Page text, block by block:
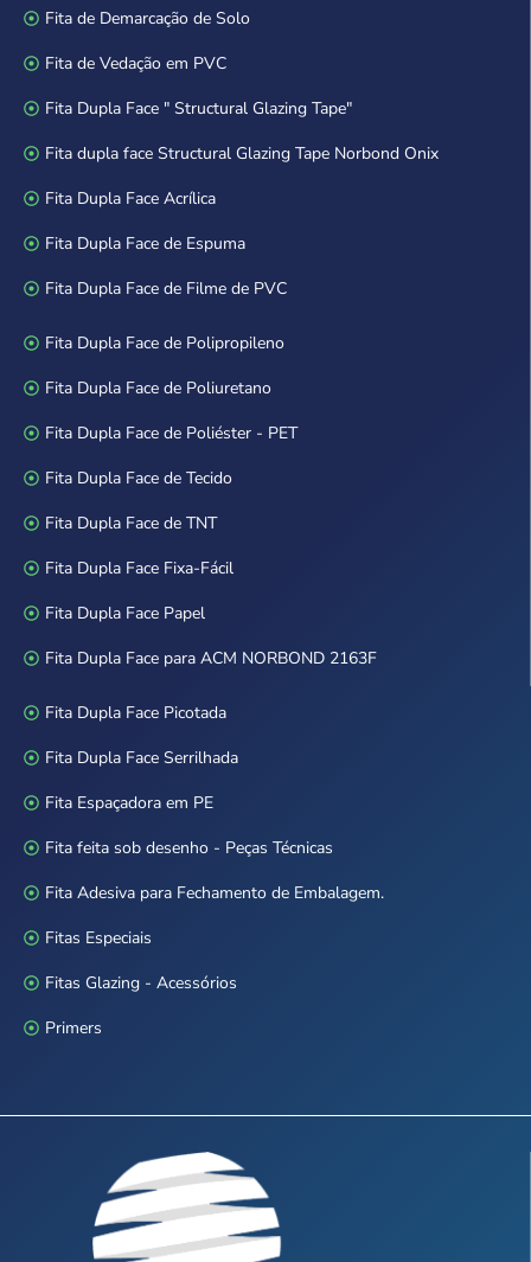
Fita de Demarcação de Solo
Fita de Vedação em PVC
Fita Dupla Face " Structural Glazing Tape"
Fita dupla face Structural Glazing Tape Norbond Onix
Fita Dupla Face Acrílica
Fita Dupla Face de Espuma
Fita Dupla Face de Filme de PVC
Fita Dupla Face de Polipropileno
Fita Dupla Face de Poliuretano
Fita Dupla Face de Poliéster - PET
Fita Dupla Face de Tecido
Fita Dupla Face de TNT
Fita Dupla Face Fixa-Fácil
Fita Dupla Face Papel
Fita Dupla Face para ACM NORBOND 2163F
Fita Dupla Face Picotada
Fita Dupla Face Serrilhada
Fita Espaçadora em PE
Fita feita sob desenho - Peças Técnicas
Fita Adesiva para Fechamento de Embalagem.
Fitas Especiais
Fitas Glazing - Acessórios
Primers